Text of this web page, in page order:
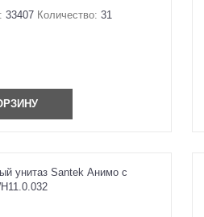
33407 Количество: 31